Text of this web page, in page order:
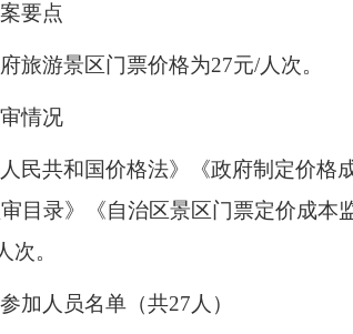
要点
旅游景区门票价格为27元/人次。
情况
民共和国价格法》《政府制定价格
目录》《自治区景区门票定价成本
次。
加人 员名单（共27 人）